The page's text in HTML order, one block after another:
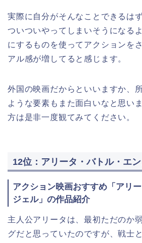
実際に自分がそんなことできるは
ついついやってしまいそうになる
にするものを使ってアクションを
アル感が増してると感じます。
外国の映画だからといいますか、
ような要素もまた面白いなと思い
方は是非一度観てみてください。
12位：アリータ・バトル・エ
アクション映画おすすめ「アリ
ジェル」の作品紹介
主人公アリータは、最初ただのか
グだと思っていたのですが、戦士